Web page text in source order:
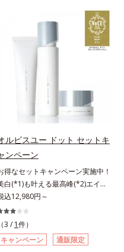
キンケア0番目に、かつてないクレ
ンジング(*2)をご用意しました。ポ
ーラ化成は独自の先端研究により、
(*3)をクレンジングに搭載すること
に成功。毛穴よりはるかに小さい超
微粒子とオイルが肌と汚れの間に入
り込み、小さくばらけて肌表面にう
るおいベールを形成。これにより、
ることを防止し、細かい毛穴汚れ
ごっそりするん！角栓溶解オイル
が詰まりや黒ずみも溶かして、
穴の目立ちにくいすべすべ肌に洗
上げます。大人肌のためのくすみ
(*5)を晴らすアプローチによって圧
巻の洗浄力と保湿力を叶え、毛穴目
ち(*6)や乾燥によるくすみをケア
、毎日のメイクが楽しくなる晴れ
ルビスユー ドット セットキ
ンペーン
得なセットキャンペーン実施中！
白(*1)も叶える最高峰(*2)エイジ
グケア(*3)。ハリも透明感(*4)も
果主義。年齢サイン(*5)の因子に
着目した肌科学エイジングケア(*3)
リーズ。オルビスユー ドットシ
ーズは、年齢による肌悩み一つ一
込12,980円～
（3 / 1件）
キャンペーン
通販限定